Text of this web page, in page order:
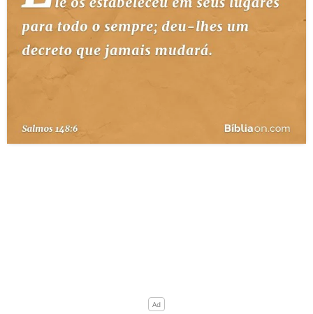
ESBOÇOS DE PREGAÇÃO
TERMO BÍBLICO